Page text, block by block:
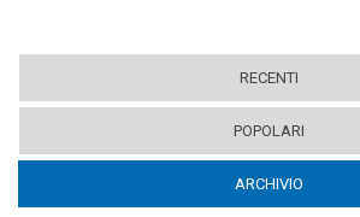
RECENTI
POPOLARI
ARCHIVIO